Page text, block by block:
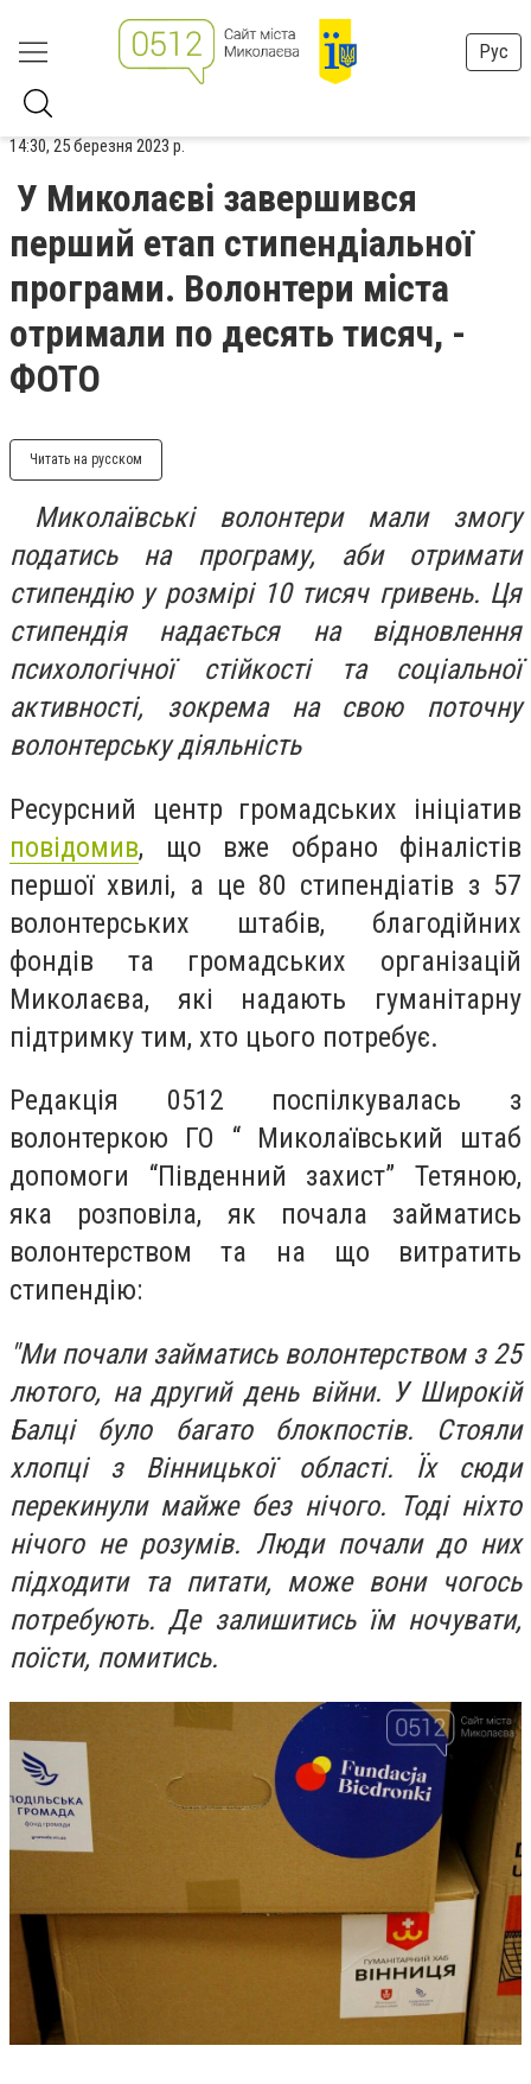
Рус
14:30, 25 березня 2023 р.
У Миколаєві завершився
перший етап стипендіальної
програми. Волонтери міста
отримали по десять тисяч, -
ФОТО
Читать на русском
Миколаївські волонтери мали змогу
податись на програму, аби отримати
стипендію у розмірі 10 тисяч гривень. Ця
стипендія надається на відновлення
психологічної стійкості та соціальної
активності, зокрема на свою поточну
волонтерську діяльність
Ресурсний центр громадських ініціатив
повідомив, що вже обрано фіналістів
першої хвилі, а це 80 стипендіатів з 57
волонтерських штабів, благодійних
фондів та громадських організацій
Миколаєва, які надають гуманітарну
підтримку тим, хто цього потребує.
Редакція 0512 поспілкувалась з
волонтеркою ГО “ Миколаївський штаб
допомоги “Південний захист” Тетяною,
яка розповіла, як почала займатись
волонтерством та на що витратить
стипендію:
"Ми почали займатись волонтерством з 25
лютого, на другий день війни. У Широкій
Балці було багато блокпостів. Стояли
хлопці з Вінницької області. Їх сюди
перекинули майже без нічого. Тоді ніхто
нічого не розумів. Люди почали до них
підходити та питати, може вони чогось
потребують. Де залишитись їм ночувати,
поїсти, помитись.